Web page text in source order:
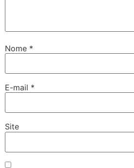
Nome *
E-mail *
Site